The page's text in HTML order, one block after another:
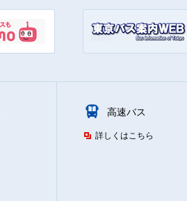
高速バス
詳しくはこちら